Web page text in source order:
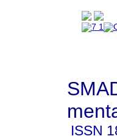
ISSN